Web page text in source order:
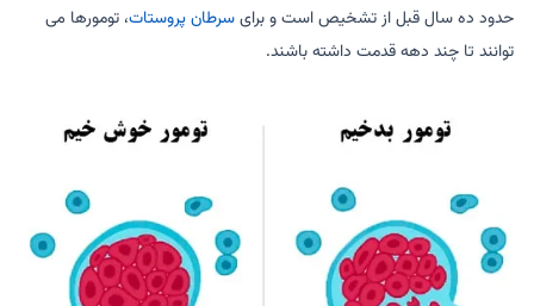
حدود ده سال قبل از تشخیص است و برایسرطان پروستات، تومورها می
توانند تا چند دهه قدمت داشته باشند.